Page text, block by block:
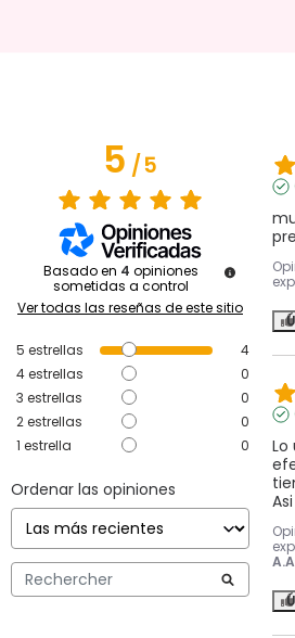
5/5
Basado en 4 opiniones
sometidas a control
Ver todas las reseñas de este sitio
5 estrellas
4
4estrellas
0
3 estrellas
0
2estrellas
0
1 estrella 0
Ordenar las opiniones
Lo